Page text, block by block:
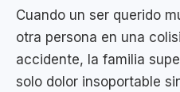
Cuando un ser querido
otra persona en una
accidente, la familia
solo dolor insoportable